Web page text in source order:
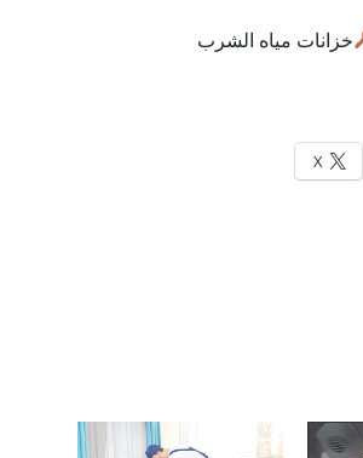
خزانات مياه الشرب
X